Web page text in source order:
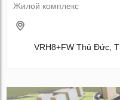
Жилой комплекс
VRH8+FW Thủ Đức,